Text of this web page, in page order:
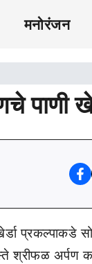
मनोरंजन
पाणी
खेर्डा
श्रीफळ अर्पण